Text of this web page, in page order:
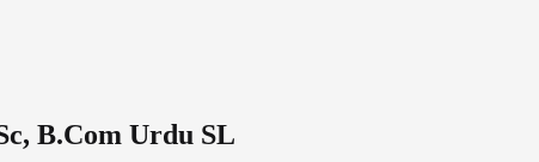
B.Com Urdu SL